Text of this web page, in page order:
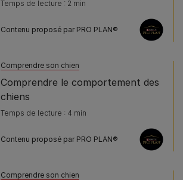
Temps de lecture : 2 min
Contenu proposé par PRO PLAN®
Comprendre son chien
Comprendre le comportement des
chiens
Temps de lecture : 4 min
Contenu proposé par PRO PLAN®
Comprendre son chien